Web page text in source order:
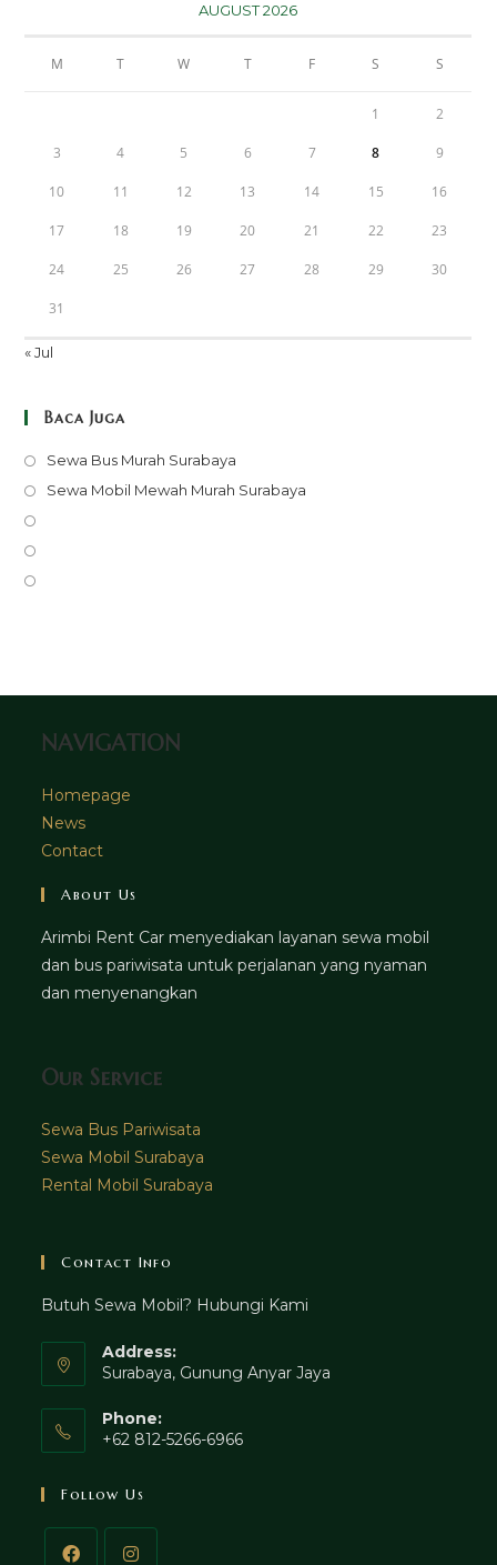
AUGUST 2026
M T W T F S S
1 2
3 4 5 6 7 8 9
10 11 12 13 14 15 16
17 18 19 20 21 22 23
24 25 26 27 28 29 30
31
« Jul
Baca Juga
Sewa Bus Murah Surabaya
in
Sewa Mobil Mewah Murah Surabaya
tab
NAVIGATION
Homepage
News
Contact
About Us
Arimbi Rent Car menyediakan layanan sewa mobil
dan bus pariwisata untuk perjalanan yang nyaman
dan menyenangkan
Our Service
Sewa Bus Pariwisata
Sewa Mobil Surabaya
Rental Mobil Surabaya
Contact Info
Butuh Sewa Mobil? Hubungi Kami
Address:
Surabaya, Gunung Anyar Jaya
Phone:
+62 812-5266-6966
Follow Us